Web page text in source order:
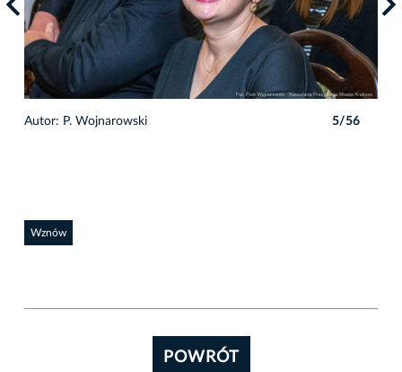
Autor: P. Wojnarowski 5/56
Wznów
POWRÓT